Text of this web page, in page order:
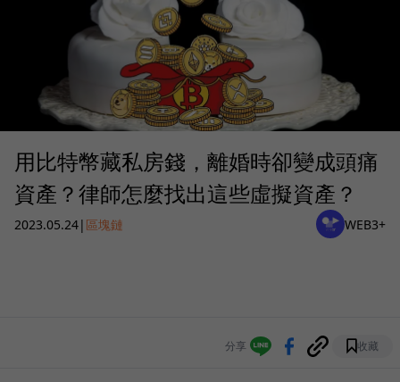
用比特幣藏私房錢，離婚時卻變成頭痛
資產？律師怎麼找出這些虛擬資產？
2023.05.24| 區塊鏈 WEB3+
分享 收藏